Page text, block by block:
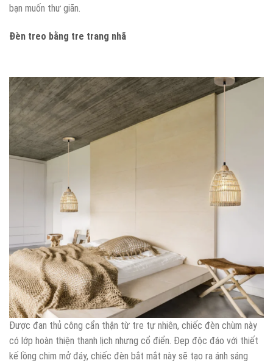
bạn muốn thư giãn.
Đèn treo bằng tre trang nhã
Được đan thủ công cẩn thận từ tre tự nhiên, chiếc đèn chùm này
có lớp hoàn thiện thanh lịch nhưng cổ điển. Đẹp độc đáo với thiết
kế lồng chim mở đáy, chiếc đèn bắt mắt này sẽ tạo ra ánh sáng